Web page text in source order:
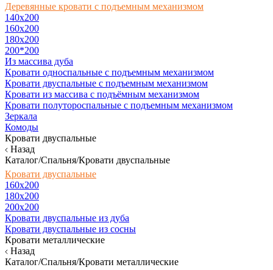
Деревянные кровати с подъемным механизмом
140x200
160х200
180х200
200*200
Из массива дуба
Кровати односпальные с подъемным механизмом
Кровати двуспальные с подъемным механизмом
Кровати из массива с подъёмным механизмом
Кровати полутороспальные с подъемным механизмом
Зеркала
Комоды
Кровати двуспальные
Назад
Каталог/Спальня/Кровати двуспальные
Кровати двуспальные
160х200
180x200
200x200
Кровати двуспальные из дуба
Кровати двуспальные из сосны
Кровати металлические
Назад
Каталог/Спальня/Кровати металлические